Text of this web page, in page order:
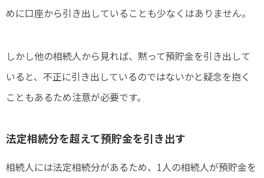
めに口座から引き出していることも少なくはありません。
しかし他の相続人から見れば、黙って預貯金を引き出して
いると、不正に引き出しているのではないかと疑念を抱く
こともあるため注意が必要です。
法定相続分を超えて預貯金を引き出す
相続人には法定相続分があるため、1人の相続人が預貯金を